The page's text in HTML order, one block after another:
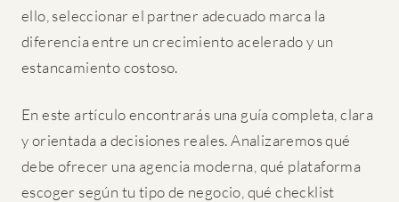
ello, seleccionar el partner adecuado marca la
diferencia entre un crecimiento acelerado y un
estancamiento costoso.
En este artículo encontrarás una guía completa, clara
y orientada a decisiones reales. Analizaremos qué
debe ofrecer una agencia moderna, qué plataforma
escoger según tu tipo de negocio, qué checklist